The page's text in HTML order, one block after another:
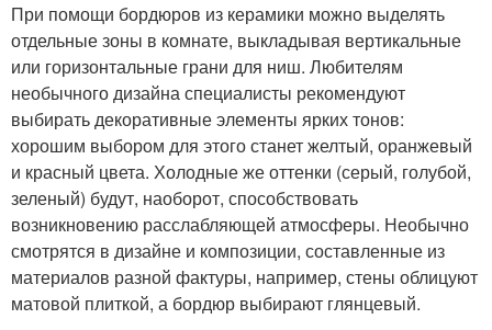
При помощи бордюров из керамики можно выделять
отдельные зоны в комнате, выкладывая вертикальные
или горизонтальные грани для ниш. Любителям
необычного дизайна специалисты рекомендуют
выбирать декоративные элементы ярких тонов:
хорошим выбором для этого станет желтый, оранжевый
и красный цвета. Холодные же оттенки (серый, голубой,
зеленый) будут, наоборот, способствовать
возникновению расслабляющей атмосферы. Необычно
смотрятся в дизайне и композиции, составленные из
материалов разной фактуры, например, стены облицуют
матовой плиткой, а бордюр выбирают глянцевый.